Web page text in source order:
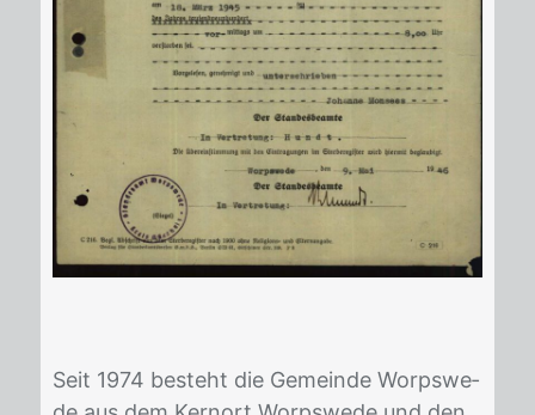
Seit 1974 be­steht die Ge­mein­de Worps­we­